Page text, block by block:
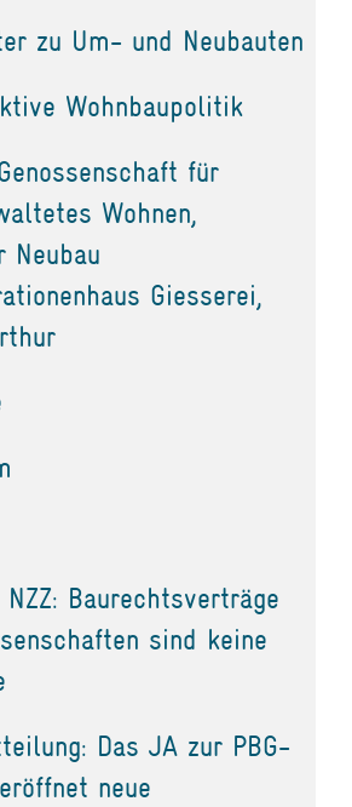
zu Um- und Neubauten
Wohnbaupolitik
für
Wohnen,
Neubau
Giesserei,
Baurechtsverträge
sind keine
Das JA zur PBG-
neue